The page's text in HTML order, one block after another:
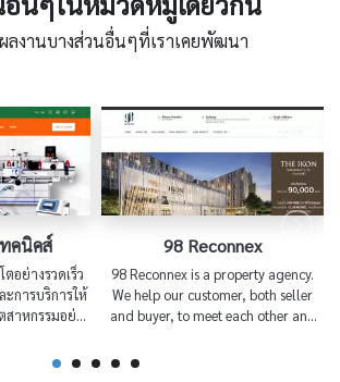
ลงานบางส่วนอื่นๆที่เราเคยพัฒนา
คนิคส์
อย่างรวดเร็ว
การบริการให้
าหกรรมอย่าง
98 Reconnex
98 Reconnex is a property agency.
We help our customer, both seller
and buyer, to meet each other and